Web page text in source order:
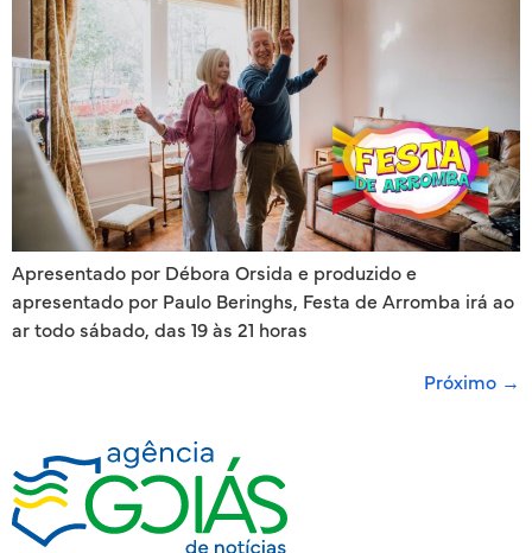
Apresentado por Débora Orsida e produzido e
apresentado por Paulo Beringhs, Festa de Arromba irá ao
ar todo sábado, das 19 às 21 horas
Próximo →